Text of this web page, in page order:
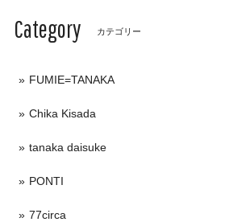
Category カテゴリー
FUMIE=TANAKA
Chika Kisada
tanaka daisuke
PONTI
77circa